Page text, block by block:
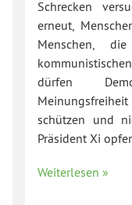
Schrecken
erneut,
Menschen,
dürfen
schützen und
Präsident Xi
Weiterlesen »